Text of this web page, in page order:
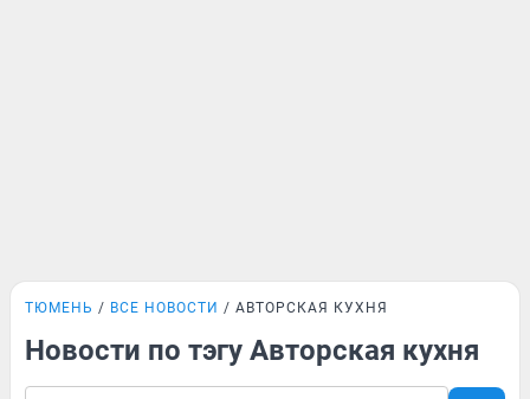
ТЮМЕНЬ ВСЕ НОВОСТИ АВТОРСКАЯ КУХНЯ
Новости по тэгу Авторская кухня